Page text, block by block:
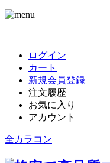
ログイン
カート
新規会員登録
注文履歴
お気に入り
アカウント
全カラコン